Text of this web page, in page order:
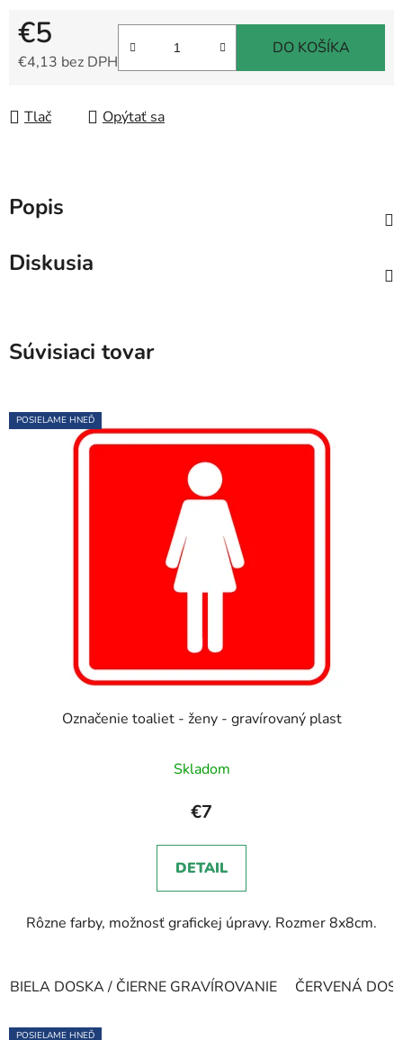
€5
€4,13 bez DPH
DO KOŠÍKA
Tlač Opýtať sa
Popis
Diskusia
Súvisiaci tovar
POSIELAME HNEĎ
Označenie toaliet - ženy - gravírovaný plast
hodnotenie
produktu
5,0
z
hviezdičiek.
Skladom
€7
DETAIL
Rôzne farby, možnosť grafickej úpravy. Rozmer 8x8cm.
BIELA DOSKA / ČIERNE GRAVÍROVANIE ČERVENÁ
POSIELAME HNEĎ